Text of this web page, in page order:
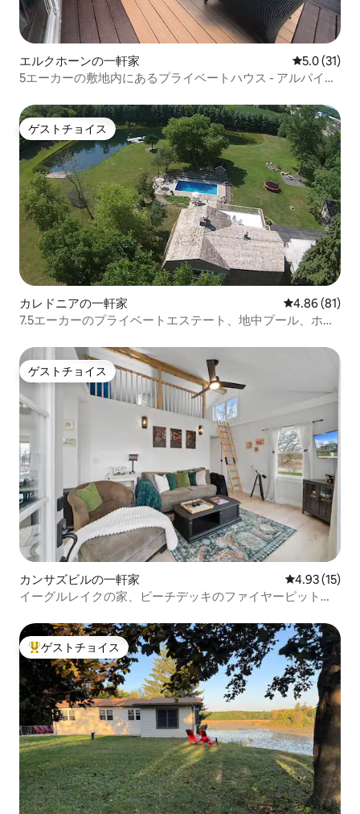
エルクホーンの一軒家 レビュー31
5.0 (31)
5エーカーの敷地内にあるプライベートハウス - アルパイン
ゲストチョイス
ゲストチョイス
カレドニアの一軒家 レビュー81
4.86 (81)
7.5エーカーのプライベートエステート、地中プール、ホッ
ゲストチョイス
ゲストチョイス
カンサズビルの一軒家 レビュー15
4.93 (15)
イーグルレイクの家、ビーチデッキのファイヤーピットま
大好評のゲストチョイスです。
ゲストチョイス